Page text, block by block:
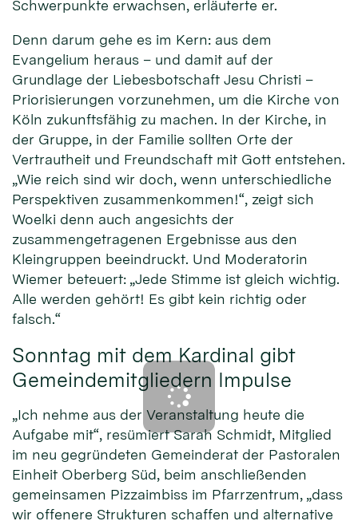
Schwerpunkte erwachsen, erläuterte er.
Denn darum gehe es im Kern: aus dem
Evangelium heraus – und damit auf der
Grundlage der Liebesbotschaft Jesu Christi –
Priorisierungen vorzunehmen, um die Kirche von
Köln zukunftsfähig zu machen. In der Kirche, in
der Gruppe, in der Familie sollten Orte der
Vertrautheit und Freundschaft mit Gott entstehen.
„Wie reich sind wir doch, wenn unterschiedliche
Perspektiven zusammenkommen!“, zeigt sich
Woelki denn auch angesichts der
zusammengetragenen Ergebnisse aus den
Kleingruppen beeindruckt. Und Moderatorin
Wiemer beteuert: „Jede Stimme ist gleich wichtig.
Alle werden gehört! Es gibt kein richtig oder
falsch.“
Sonntag mit dem Kardinal gibt
Gemeindemitgliedern Impulse
„Ich nehme aus der Veranstaltung heute die
Aufgabe mit“, resümiert Sarah Schmidt, Mitglied
im neu gegründeten Gemeinderat der Pastoralen
Einheit Oberberg Süd, beim anschließenden
gemeinsamen Pizzaimbiss im Pfarrzentrum, „dass
wir offenere Strukturen schaffen und alternative